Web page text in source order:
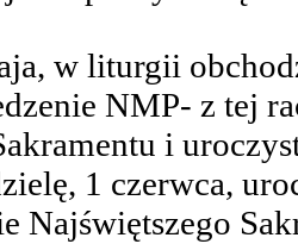
w liturgii
NMP- z tej
i
1 czerwca,
Najświętszego